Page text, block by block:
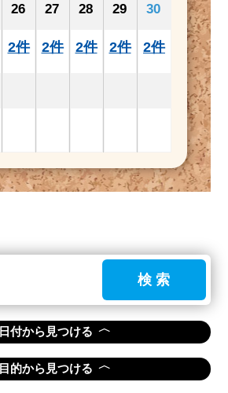
26
2件
27
2件
28
2件
29
2件
30
2件
検 索
日付から見つける 〈
目的から見つける 〈